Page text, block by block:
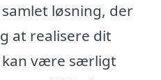
løsning, der
at realisere dit
være særligt